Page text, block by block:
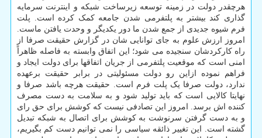
هرچقدر دولت در زمینه توسعه زیرساخت شبکه و اینترنت سرمایه
گذاری کند بیشتر به پلتفرمی شدن جامعه کمک کرده است. پلت
فرم شیوه جدیدی از جمع شدن ما دور یکدیگر و وحدت یافتن ماست.
امروز ارزش علوم به جای توانایی شان در گزارش حقیقت صرفا از
راه کارکردشان سنجیده می شود؛ این اتفاق وابسته به فاصله ظاهراً
امنی است که موقعیت پلتفرمی از جریان اتفاقها برای دولت ایجاد و
فراهم نموده ازاین رو دولت مسئولیتی در برابر حقیقت برعهده
ندارد، دولت صرفا یک پلت فرم است. حقیقت هرچه باشد صرفا و
نهایتا کالایی است که باید تولید شود و به سلامت به دست مصرف
کننده اش برسد. امروز این تصادفی نیست که کوشش برای حق رای
و به دست گرفتن سرنوشت به کوشش برای اتصال به شبکه تبدیل
گشته است. این تغییر ذائقه سیاسی را نمی توانیم دست کم بگیریم،